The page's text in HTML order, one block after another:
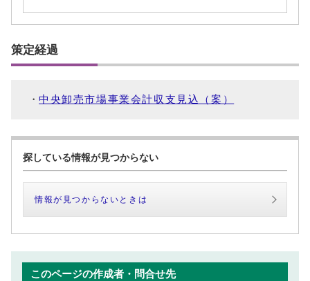
策定経過
中央卸売市場事業会計収支見込（案）
探している情報が見つからない
情報が見つからないときは
このページの作成者・問合せ先